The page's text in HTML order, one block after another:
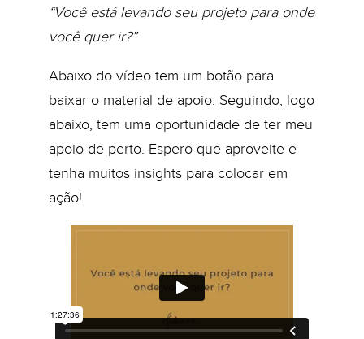
“Você está levando seu projeto para onde
você quer ir?”
Abaixo do vídeo tem um botão para
baixar o material de apoio. Seguindo, logo
abaixo, tem uma oportunidade de ter meu
apoio de perto. Espero que aproveite e
tenha muitos insights para colocar em
ação!